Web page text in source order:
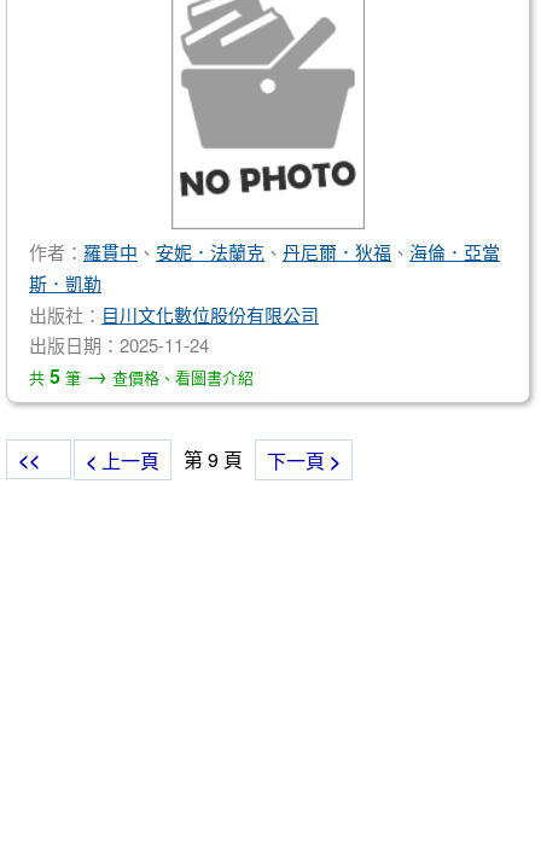
作者： 羅貫中 、 安妮．法蘭克 、 丹尼爾．狄福 、 海倫．亞當
斯．凱勒
出版社： 目川文化數位股份有限公司
出版日期：2025-11-24
共 5 筆 → 查價格、看圖書介紹
<< < 上一頁 第 9 頁 下一頁 >